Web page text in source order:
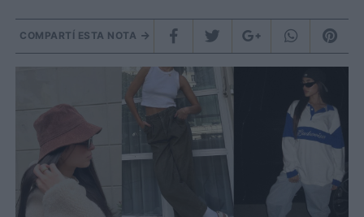
COMPARTÍ ESTA NOTA